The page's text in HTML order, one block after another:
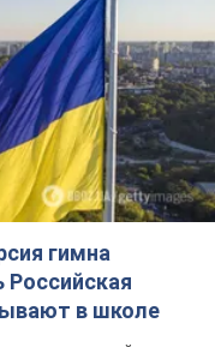
гимна
Российская
в школе
первый куплет